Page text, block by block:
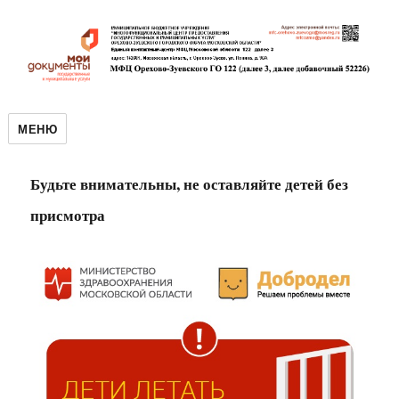
МЕНЮ
Будьте внимательны, не оставляйте детей без
присмотра